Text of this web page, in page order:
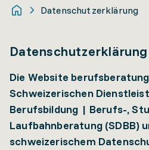
Datenschutzerklärung
Datenschutzerklärung
Die Website
Schweizerischen
Berufsbildung | Berufs-,
Laufbahnberatung (SDBB)
schweizerischem